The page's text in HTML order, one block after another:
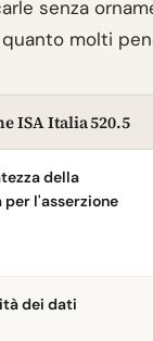
senza
molti
ISA Italia 520.5
della
per l'asserzione
dei dati